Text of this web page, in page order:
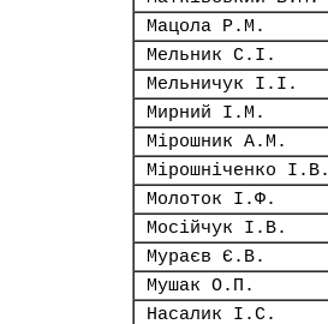
Мацола Р.М.
Мельник С.І.
Мельничук І.І.
Мирний І.М.
Мірошник А.М.
Мірошніченко І.В.
Молоток І.Ф.
Мосійчук І.В.
Мураєв Є.В.
Мушак О.П.
Насалик І.С.